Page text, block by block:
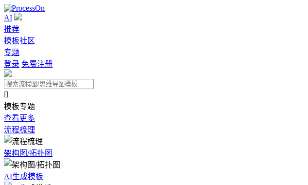
AI
推荐
模板社区
专题
登录 免费注册

模板专题
查看更多
流程梳理
架构图/拓扑图
AI生成模板